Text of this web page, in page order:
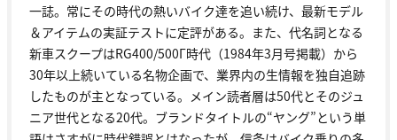
一誌。常にその時代の熱いバイク達を追い続け、最新モデル
＆アイテムの実証テストに定評がある。また、代名詞となる
新車スクープはRG400/500Γ時代（1984年3月号掲載）から
30年以上続いている名物企画で、業界内の生情報を独自追跡
したものが主となっている。メイン読者層は50代とそのジュ
ニア世代となる20代。ブランドタイトルの“ヤング”という単